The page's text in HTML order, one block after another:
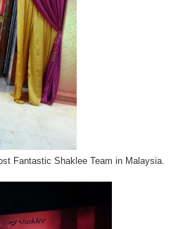
Fantastic Shaklee Team in Malaysia.